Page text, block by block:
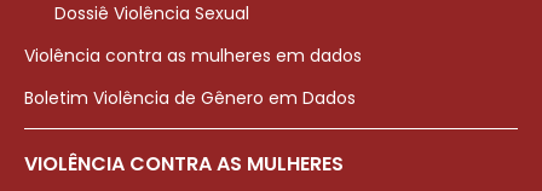
Dossiê Violência Sexual
Violência contra as mulheres em dados
Boletim Violência de Gênero em Dados
VIOLÊNCIA CONTRA AS MULHERES